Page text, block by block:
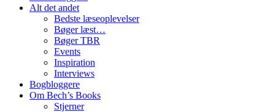
Alt det andet
Bedste læseoplevelser
Bøger læst…
Bøger TBR
Events
Inspiration
Interviews
Bogbloggere
Om Bech’s Books
Stjerner